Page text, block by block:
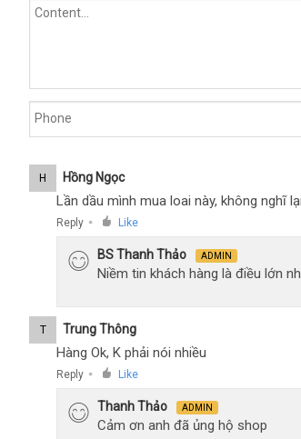
H Hồng Ngọc
Lần dầu mình mua loai này, không nghĩ
Reply ● Like
BS Thanh Thảo ADMIN
Niềm tin khách hàng là điều lớn
T Trung Thông
Hàng Ok, K phải nói nhiều
Reply ● Like
Thanh Thảo ADMIN
Cảm ơn anh đã ủng hộ shop